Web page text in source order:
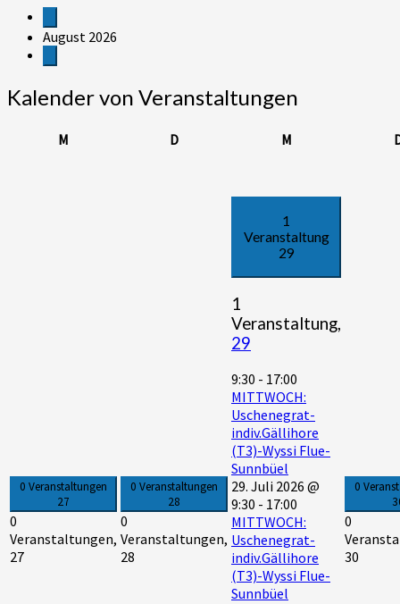
Veranstaltungen
August 2026
Kalender von Veranstaltungen
M DDienstag MMittwoch
0 Veranstaltungen
27
0
Veranstaltungen,
27
0 Veranstaltungen
28
0
Veranstaltungen,
28
1
Veranstaltung
29
1
Veranstaltung,
29
9:30 - 17:00
MITTWOCH:
Uschenegrat-
indiv.Gällihore
(T3)-Wyssi Flue-
Sunnbüel
29. Juli 2026 @
9:30 - 17:00
MITTWOCH:
Uschenegrat-
indiv.Gällihore
(T3)-Wyssi Flue-
Sunnbüel
0
0
30